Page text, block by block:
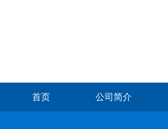
首页 公司简介